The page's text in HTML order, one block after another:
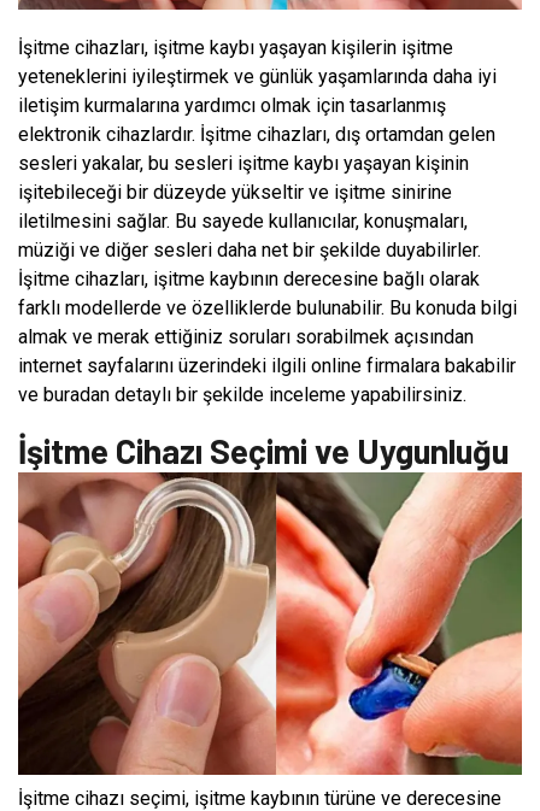
İşitme cihazları, işitme kaybı yaşayan kişilerin işitme
yeteneklerini iyileştirmek ve günlük yaşamlarında daha iyi
iletişim kurmalarına yardımcı olmak için tasarlanmış
elektronik cihazlardır. İşitme cihazları, dış ortamdan gelen
sesleri yakalar, bu sesleri işitme kaybı yaşayan kişinin
işitebileceği bir düzeyde yükseltir ve işitme sinirine
iletilmesini sağlar. Bu sayede kullanıcılar, konuşmaları,
müziği ve diğer sesleri daha net bir şekilde duyabilirler.
İşitme cihazları, işitme kaybının derecesine bağlı olarak
farklı modellerde ve özelliklerde bulunabilir. Bu konuda bilgi
almak ve merak ettiğiniz soruları sorabilmek açısından
internet sayfalarını üzerindeki ilgili online firmalara bakabilir
ve buradan detaylı bir şekilde inceleme yapabilirsiniz.
İşitme Cihazı Seçimi ve Uygunluğu
İşitme cihazı seçimi, işitme kaybının türüne ve derecesine